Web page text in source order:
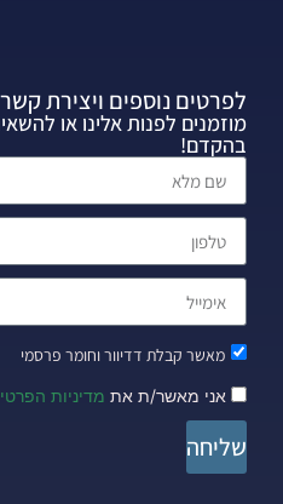
לפרטים נוספים ויצירת קשר
מוזמנים לפנות אלינו או
בהקדם!
מאשר קבלת דדיוור וחומר פרסמי
אני מאשר/ת את מדיניות
שליחה